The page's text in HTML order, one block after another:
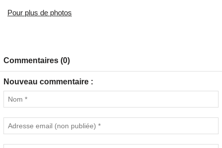
Pour plus de photos
Commentaires (0)
Nouveau commentaire :